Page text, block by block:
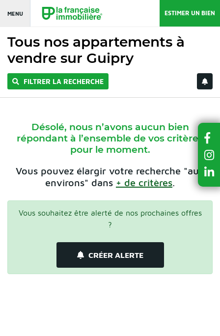
MENU ESTIMER UN BIEN
Tous nos appartements à
vendre sur Guipry
FILTRER LA RECHERCHE
Désolé, nous n’avons aucun bien
répondant à l’ensemble de vos critères
pour le moment.
Vous pouvez élargir votre recherche "aux
environs" dans + de critères.
Vous souhaitez être alerté de nos prochaines offres
?
CRÉER ALERTE